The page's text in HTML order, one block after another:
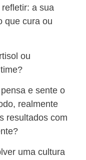
a sua
que cura ou
ou
e sente o
realmente
resultados com
uma cultura